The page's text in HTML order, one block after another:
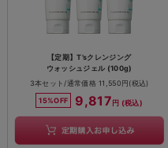
【定期】T’sクレンジング
ウォッシュジェル (100g)
3本セット/通常価格 11,550円(税込)
15%OFF
9,817円 (税込)